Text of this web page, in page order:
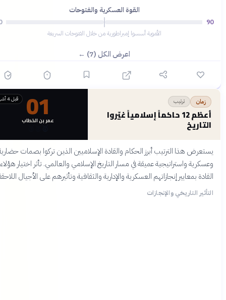
القوة العسكرية والفتوحات
الأموية أسسوا إمبراطورية من خلال الفتوحات السريعة
اعرض الكل (7) ←
زمان ترتيب
أعظم 12 حاكماً إسلامياً غيّروا
التاريخ
قبل 4 أشهر 01
عمر بن الخطاب
يستعرض هذا الترتيب أبرز الحكام والقادة الإسلاميين الذين تركوا بصمات حضارية
وعسكرية واستراتيجية عميقة في مسار التاريخ الإسلامي والعالمي. تأثر اختيار هؤلاء
القادة بمعايير إنجازاتهم العسكرية والإدارية والثقافية وتأثيرهم على الأجيال اللاحقة.
التأثير التاريخي والإنجازات